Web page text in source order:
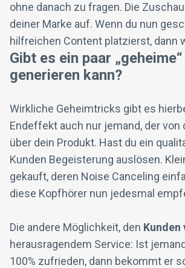
ohne danach zu fragen. Die
deiner Marke auf. Wenn du nun
hilfreichen Content platzierst, dann
Gibt es ein paar
generieren kann?
Wirkliche Geheimtricks gibt es
Endeffekt auch nur jemand, der
über dein Produkt. Hast du ein
Kunden Begeisterung auslösen.
gekauft, deren Noise Canceling
diese Kopfhörer nun jedesmal
Die andere Möglichkeit, den Kunden
herausragendem Service: Ist
100% zufrieden, dann bekommt er